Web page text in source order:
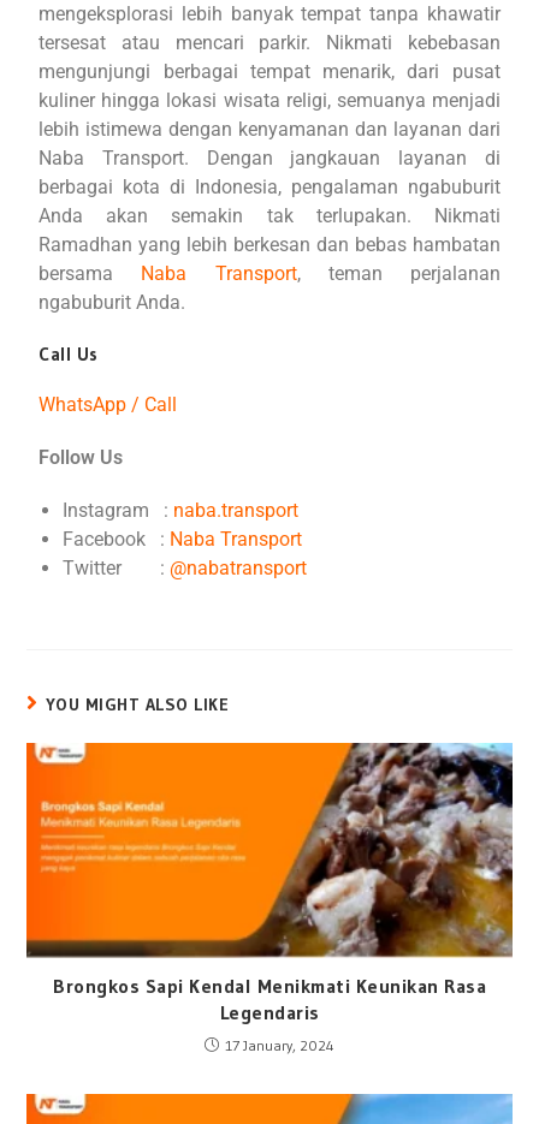
mengeksplorasi lebih banyak tempat tanpa khawatir
tersesat atau mencari parkir. Nikmati kebebasan
mengunjungi berbagai tempat menarik, dari pusat
kuliner hingga lokasi wisata religi, semuanya menjadi
lebih istimewa dengan kenyamanan dan layanan dari
Naba Transport. Dengan jangkauan layanan di
berbagai kota di Indonesia, pengalaman ngabuburit
Anda akan semakin tak terlupakan. Nikmati
Ramadhan yang lebih berkesan dan bebas hambatan
bersama Naba Transport, teman perjalanan
ngabuburit Anda.
Call Us
WhatsApp / Call
Follow Us
Instagram : naba.transport
Facebook : Naba Transport
Twitter : @nabatransport
YOU MIGHT ALSO LIKE
Brongkos Sapi Kendal Menikmati Keunikan Rasa
Legendaris
17 January, 2024